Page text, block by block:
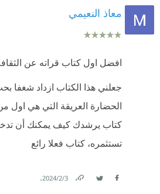
معاذ النعيمي
افضل اول كتاب قراته عن الثقافة
جعلني هذا الكتاب ازداد شغفا
الحضارة العريقة التي هي اول
كتاب يرشدك كيف يمكنك أن
تستثمره، كتاب فعلا رائع
3‏/2‏/2024
.